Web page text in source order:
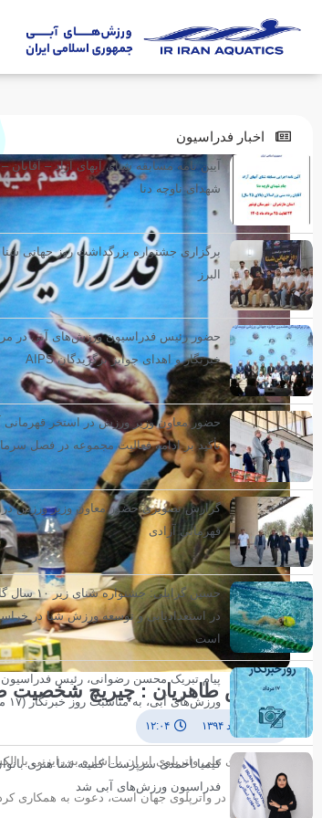
سیروس طاهریان : چیریچ شخصیت
۲۰ مرداد ۱۳۹۴ ۱۲:۰۴
مدیر تیم های ملی واترپلوی ایران با اشاره به
صاحب نامی در واترپلوی جهان است، دعوت به همکاری
اخبار فدراسیون
آیین نامه مسابقه شنای آبهای آزاد – آقایان
شهدای ناوچه دنا
برگزاری جشنواره بزرگداشت روز جهانی
البرز
حضور رئیس فدراسیون ورزش‌های آبی در
خبرنگار و اهدای جوایز برگزیدگان AIPS
حضور معاون وزیر ورزش در استخر قهرمانی
تأکید بر ادامه فعالیت مجموعه در فصل سرما
گزارش تصویری حضور معاون وزیر ورزش در
قهرمانی آزادی
حسین گرایلی:
در استعدادیابی و توسعه ورزش شنا در
است
پیام تبریک محسن رضوانی، رئیس فدراسیون
ورزش‌های آبی، به مناسبت روز خبرنگار (۱۷ مرداد)
کیمیا احمدی سرپرست کمیته شنا هنری
فدراسیون ورزش‌های آبی شد